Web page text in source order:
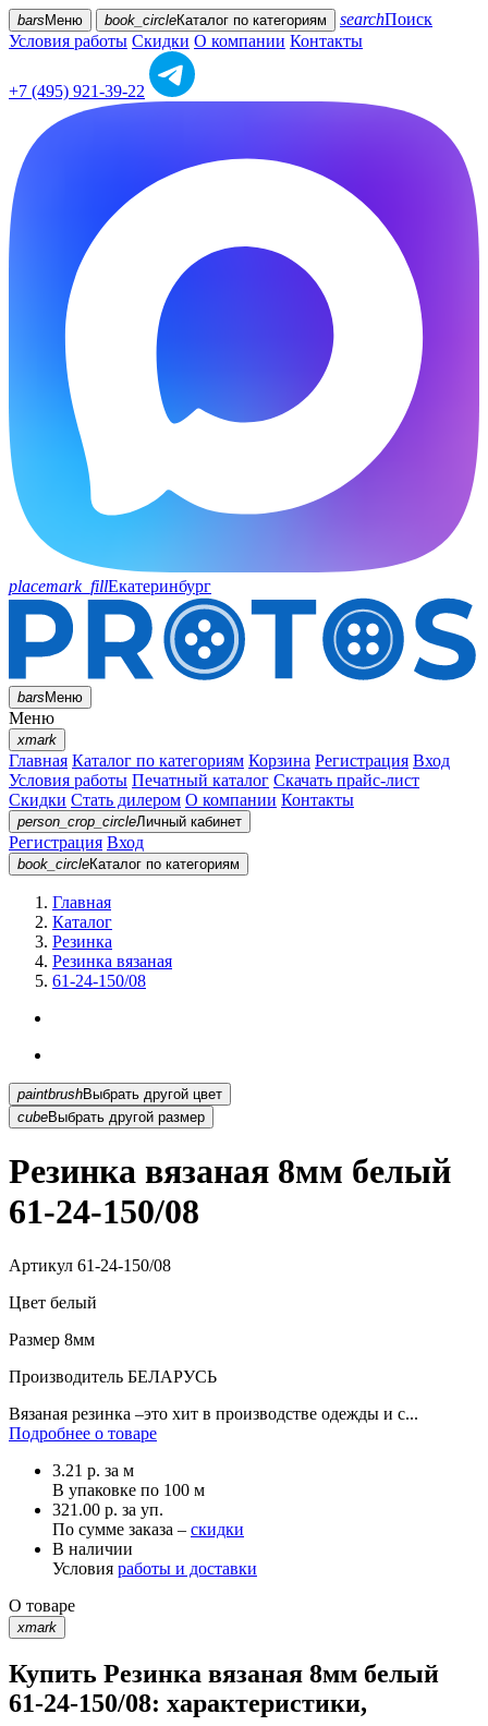
bars Меню book_circleКаталог по категориям searchПоиск
Условия работы Скидки О компании Контакты
+7 (495) 921-39-22
placemark_fillЕкатеринбург
barsМеню
Меню
xmark
Главная Каталог по категориям Корзина Регистрация Вход
Условия работы Печатный каталог Скачать прайс-лист
Скидки Стать дилером О компании Контакты
person_crop_circleЛичный кабинет
Регистрация Вход
book_circleКаталог по категориям
Главная
Каталог
Резинка
Резинка вязаная
61-24-150/08
paintbrush
Выбрать другой цвет
cubeВыбрать другой размер
Резинка вязаная 8мм белый
61-24-150/08
Артикул 61-24-150/08
Цвет белый
Размер 8мм
Производитель БЕЛАРУСЬ
Вязаная резинка –это хит в производстве одежды и с...
Подробнее о товаре
3.21 р. за м
В упаковке по 100 м
321.00 р. за уп.
По сумме заказа – скидки
В наличии
Условия работы и доставки
О товаре
xmark
Купить Резинка вязаная 8мм белый
61-24-150/08: характеристики,